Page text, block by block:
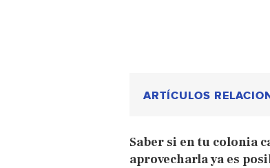
ARTÍCULOS
Saber si en tu colonia
aprovecharla ya es